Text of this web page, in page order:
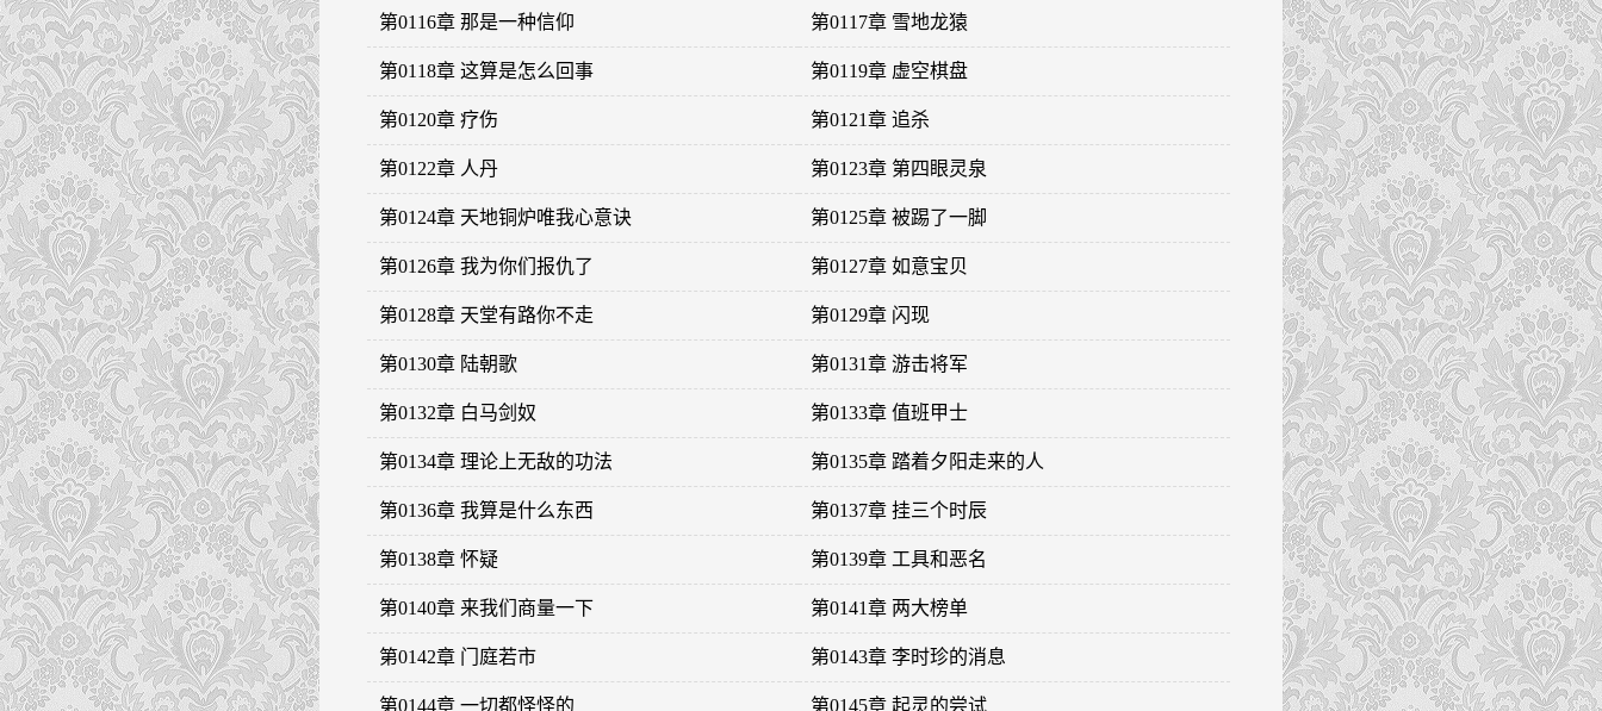
第0116章 那是一种信仰 第0117章 雪地龙猿
第0118章 这算是怎么回事 第0119章 虚空棋盘
第0120章 疗伤 第0121章 追杀
第0122章 人丹 第0123章 第四眼灵泉
第0124章 天地铜炉唯我心意诀 第0125章 被踢了一脚
第0126章 我为你们报仇了 第0127章 如意宝贝
第0128章 天堂有路你不走 第0129章 闪现
第0130章 陆朝歌 第0131章 游击将军
第0132章 白马剑奴 第0133章 值班甲士
第0134章 理论上无敌的功法 第0135章 踏着夕阳走来的人
第0136章 我算是什么东西 第0137章 挂三个时辰
第0138章 怀疑 第0139章 工具和恶名
第0140章 来我们商量一下 第0141章 两大榜单
第0142章 门庭若市 第0143章 李时珍的消息
第0144章 一切都怪怪的 第0145章 起灵的尝试